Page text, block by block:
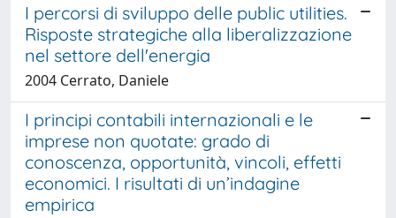
I percorsi di sviluppo delle public utilities.
Risposte strategiche alla liberalizzazione
nel settore dell'energia
2004 Cerrato, Daniele
I principi contabili internazionali e le
imprese non quotate: grado di
conoscenza, opportunità, vincoli, effetti
economici. I risultati di un’indagine
empirica